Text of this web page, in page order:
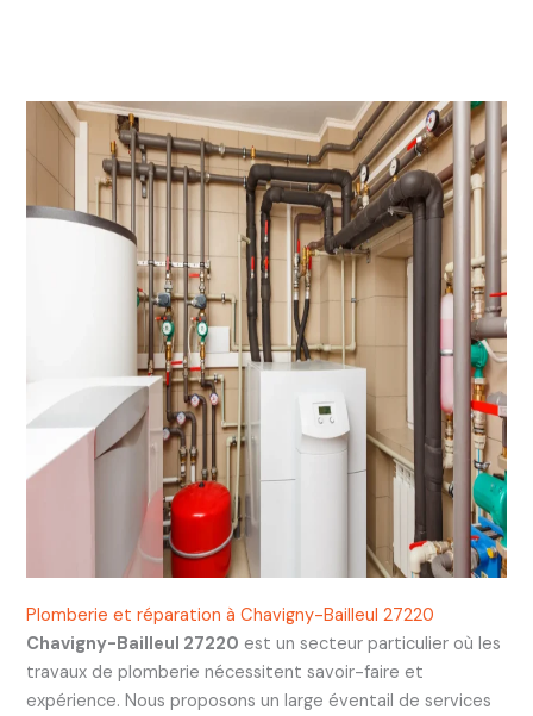
Plomberie et réparation à Chavigny-Bailleul 27220
Chavigny-Bailleul 27220 est un secteur particulier où les
travaux de plomberie nécessitent savoir-faire et
expérience. Nous proposons un large éventail de services